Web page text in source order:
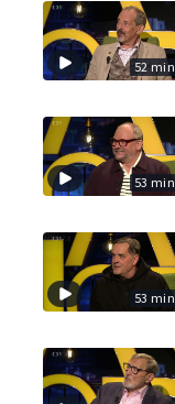
52 min
53 min
53 min